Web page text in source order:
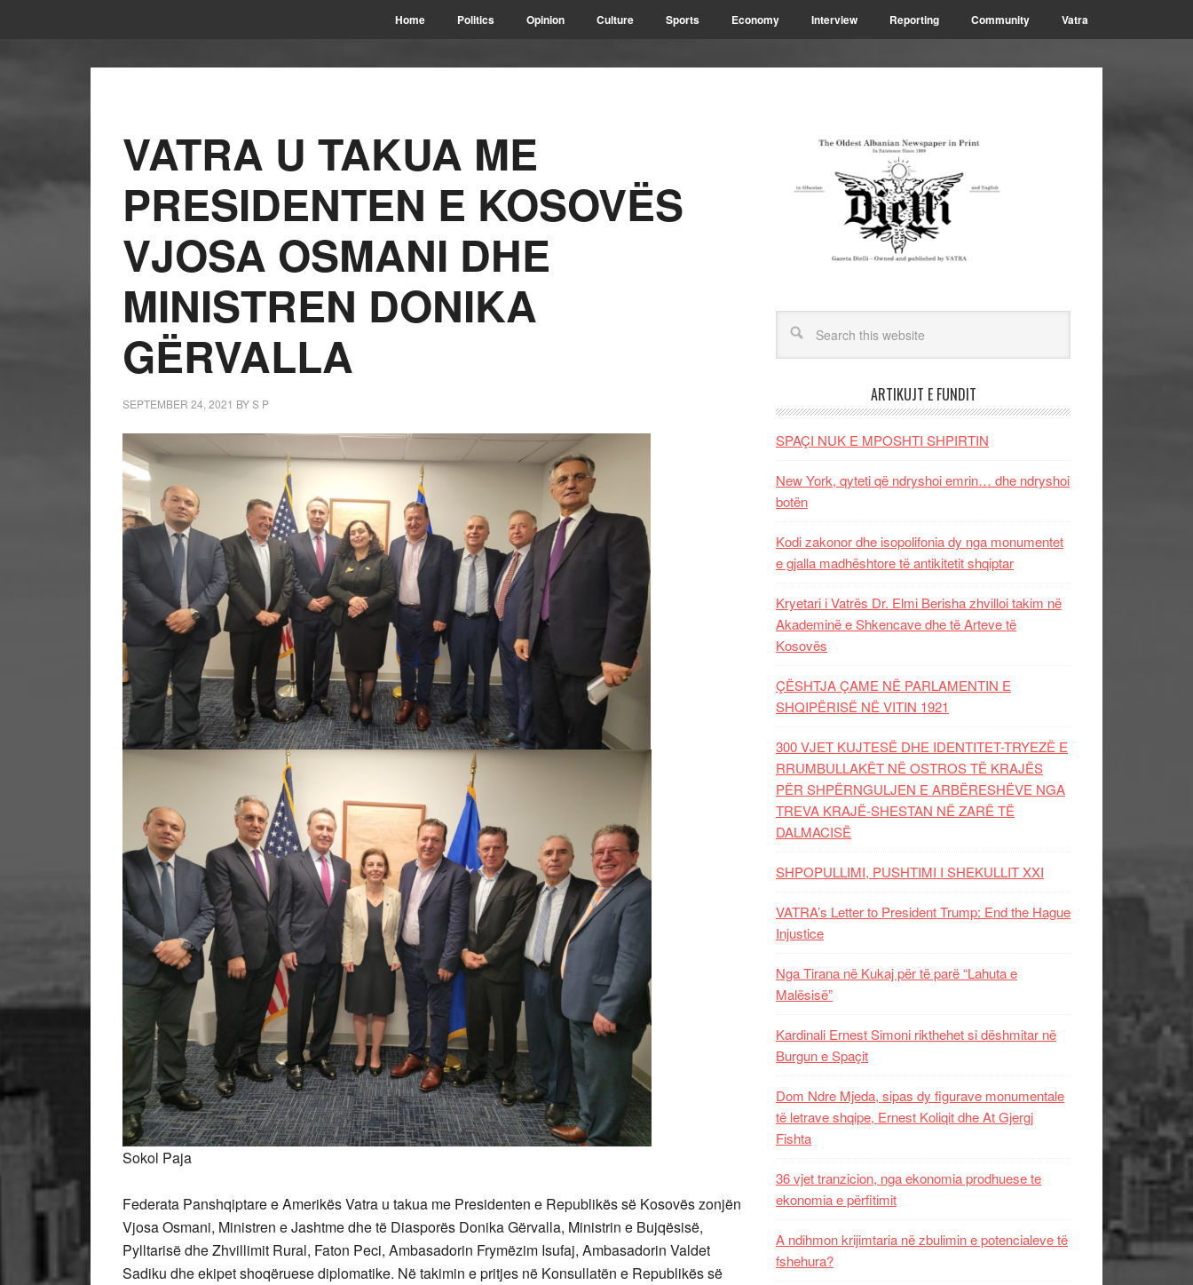
Home Politics Opinion Culture Sports Economy Interview Reporting Community Vatra
VATRA U TAKUA ME
PRESIDENTEN E KOSOVËS
VJOSA OSMANI DHE
MINISTREN DONIKA
GËRVALLA
SEPTEMBER 24, 2021 BYS P
Sokol Paja
Federata Panshqiptare e Amerikës Vatra u takua me Presidenten e Republikës së Kosovës zonjën
Vjosa Osmani, Ministren e Jashtme dhe të Diasporës Donika Gërvalla, Ministrin e Bujqësisë,
Pylltarisë dhe Zhvillimit Rural, Faton Peci, Ambasadorin Frymëzim Isufaj, Ambasadorin Valdet
Sadiku dhe ekipet shoqëruese diplomatike. Në takimin e pritjes në Konsullatën e Republikës së
ARTIKUJT E FUNDIT
SPAÇI NUK E MPOSHTI SHPIRTIN
New York, qyteti që ndryshoi emrin… dhe ndryshoi
botën
Kodi zakonor dhe isopolifonia dy nga monumentet
e gjalla madhështore të antikitetit shqiptar
Kryetari i Vatrës Dr. Elmi Berisha zhvilloi takim në
Akademinë e Shkencave dhe të Arteve të
Kosovës
ÇËSHTJA ÇAME NË PARLAMENTIN E
SHQIPËRISË NË VITIN 1921
300 VJET KUJTESË DHE IDENTITET-TRYEZË E
RRUMBULLAKËT NË OSTROS TË KRAJËS
PËR SHPËRNGULJEN E ARBËRESHËVE NGA
TREVA KRAJË-SHESTAN NË ZARË TË
DALMACISË
SHPOPULLIMI, PUSHTIMI I SHEKULLIT XXI
VATRA’s Letter to President Trump: End the Hague
Injustice
Nga Tirana në Kukaj për të parë “Lahuta e
Malësisë”
Kardinali Ernest Simoni rikthehet si dëshmitar në
Burgun e Spaçit
Dom Ndre Mjeda, sipas dy figurave monumentale
të letrave shqipe, Ernest Koliqit dhe At Gjergj
Fishta
36 vjet tranzicion, nga ekonomia prodhuese te
ekonomia e përfitimit
A ndihmon krijimtaria në zbulimin e potencialeve të
fshehura?